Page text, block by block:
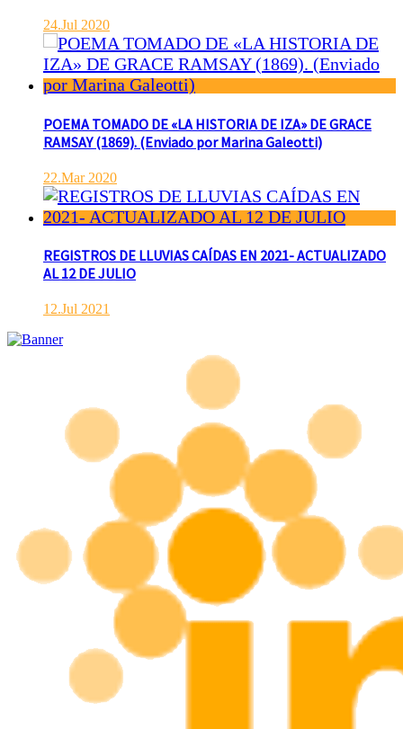
24.Jul 2020
POEMA TOMADO DE «LA HISTORIA DE IZA» DE GRACE
RAMSAY (1869). (Enviado por Marina Galeotti)
22.Mar 2020
REGISTROS DE LLUVIAS CAÍDAS EN 2021- ACTUALIZADO
AL 12 DE JULIO
12.Jul 2021